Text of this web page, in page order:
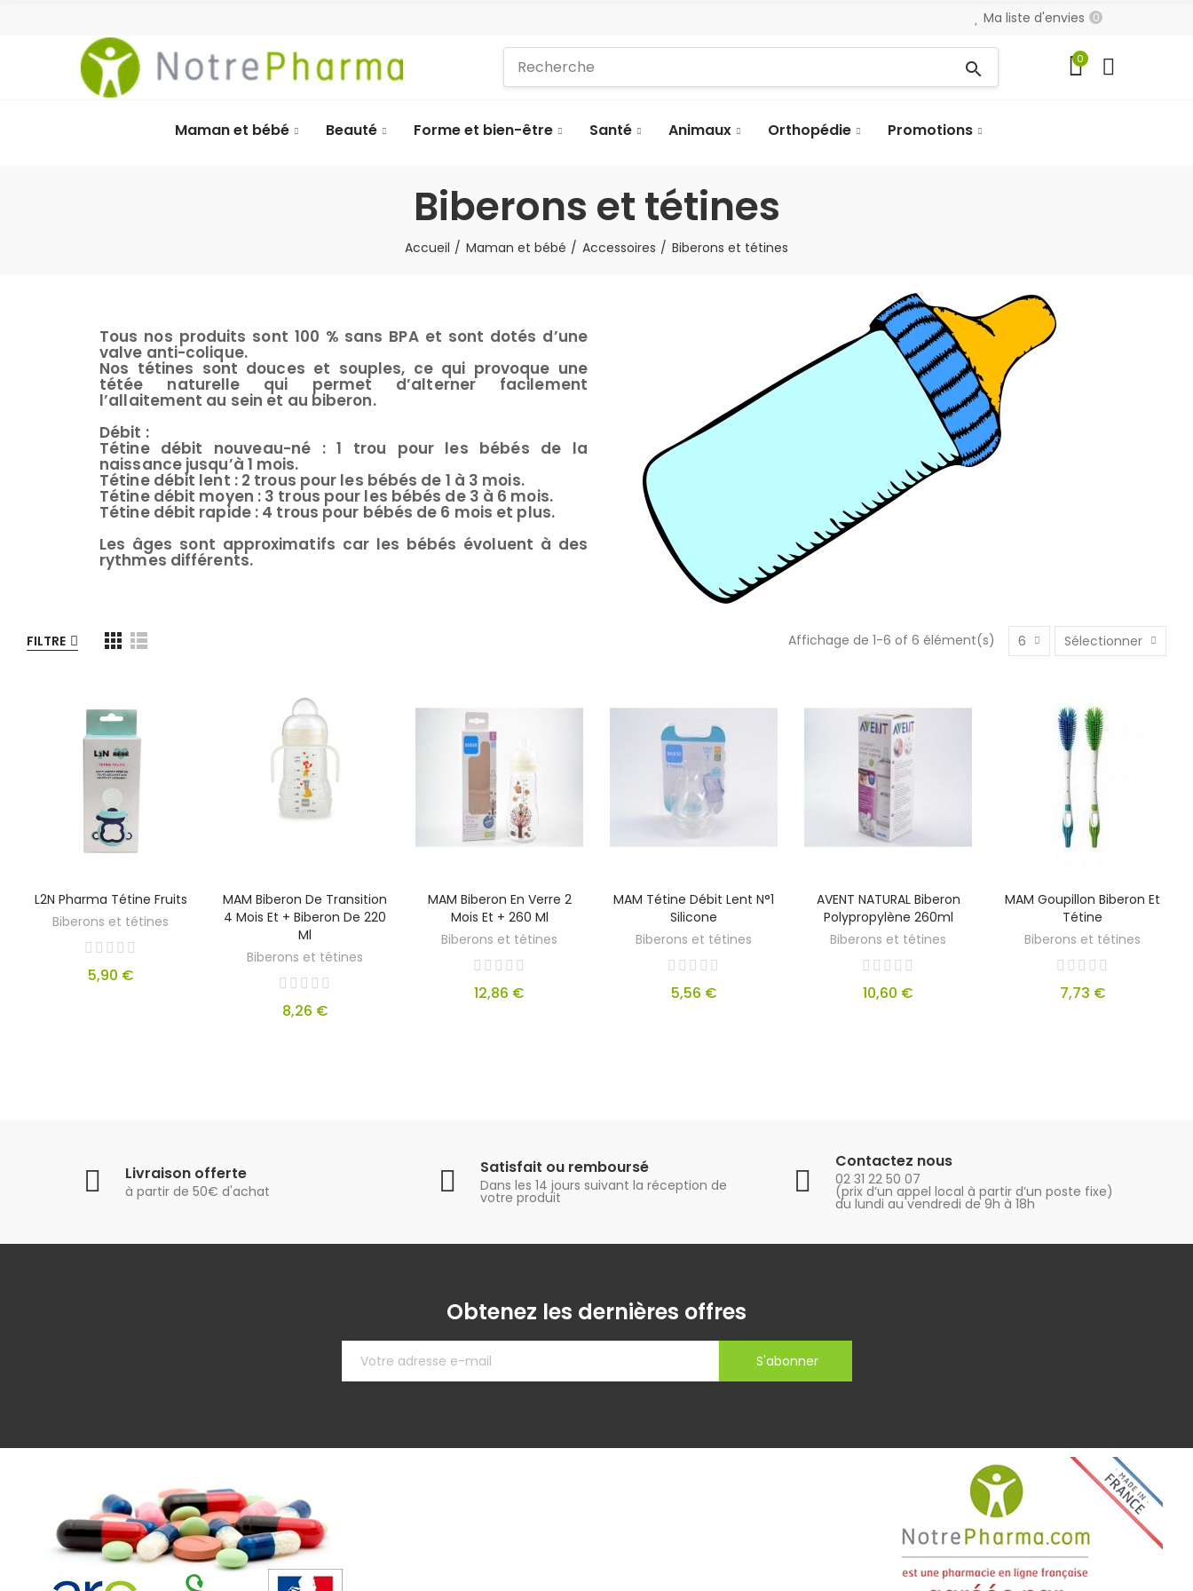
Ma liste d'envies 0
search 0
Maman et bébé Beauté Forme et bien-être Santé Animaux Orthopédie Promotions
Biberons et tétines
Accueil Maman et bébé Accessoires Biberons et tétines
Tous nos produits sont 100 % sans BPA et sont dotés d’une
valve anti-colique.
Nos tétines sont douces et souples, ce qui provoque une
tétée naturelle qui permet d’alterner facilement
l’allaitement au sein et au biberon.
Débit :
Tétine débit nouveau-né : 1 trou pour les bébés de la
naissance jusqu’à 1 mois.
Tétine débit lent : 2 trous pour les bébés de 1 à 3 mois.
Tétine débit moyen : 3 trous pour les bébés de 3 à 6 mois.
Tétine débit rapide : 4 trous pour bébés de 6 mois et plus.
Les âges sont approximatifs car les bébés évoluent à des
rythmes différents.
FILTRE Affichage de 1-6 of 6 élément(s) 6 Sélectionner
L2N Pharma Tétine Fruits
Biberons et tétines
5,90 €
MAM Biberon De Transition
4 Mois Et + Biberon De 220
Ml
Biberons et tétines
8,26 €
MAM Biberon En Verre 2
Mois Et + 260 Ml
Biberons et tétines
12,86 €
MAM Tétine Débit Lent N°1
Silicone
Biberons et tétines
5,56 €
AVENT NATURAL Biberon
Polypropylène 260ml
Biberons et tétines
10,60 €
MAM Goupillon Biberon Et
Tétine
Biberons et tétines
7,73 €
Livraison offerte
à partir de 50€ d'achat
Satisfait ou remboursé
Dans les 14 jours suivant la réception de
votre produit
Contactez nous
02 31 22 50 07
(prix d’un appel local à partir d’un poste fixe)
du lundi au vendredi de 9h à 18h
Obtenez les dernières offres
S'abonner